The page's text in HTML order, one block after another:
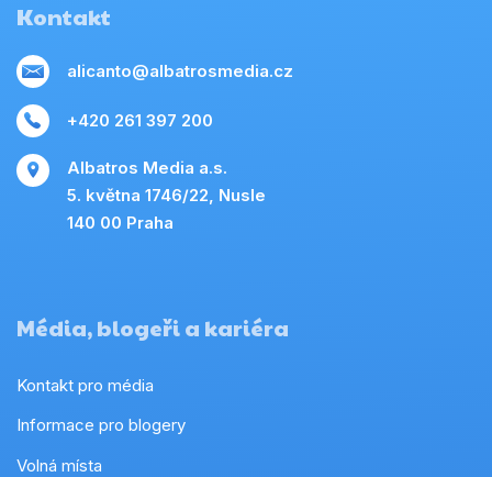
Kontakt
alicanto@albatrosmedia.cz
+420 261 397 200
Albatros Media a.s.
5. května 1746/22, Nusle
140 00 Praha
Média, blogeři a kariéra
Kontakt pro média
Informace pro blogery
Volná místa